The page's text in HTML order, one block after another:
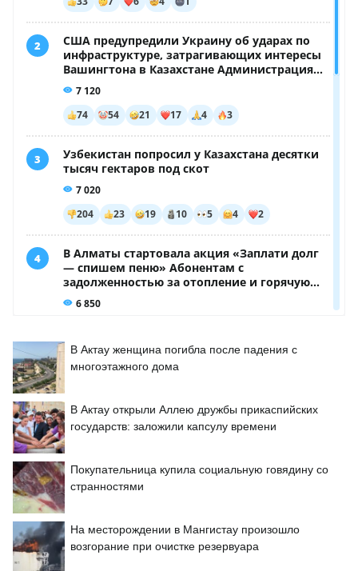
В Актау женщина погибла после падения с
многоэтажного дома
В Актау открыли Аллею дружбы прикаспийских
государств: заложили капсулу времени
Покупательница купила социальную говядину со
странностями
На месторождении в Мангистау произошло
возгорание при очистке резервуара